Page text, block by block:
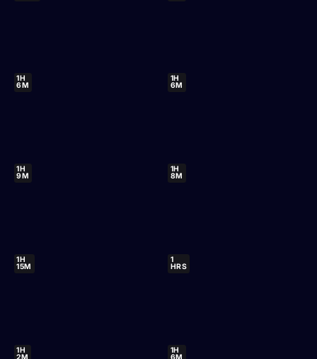
1H
6M
1H
6M
1H
9M
1H
8M
1H
15M
1
HRS
1H 1H